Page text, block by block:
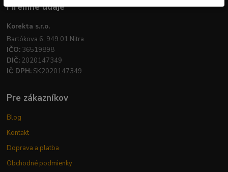
Firemné údaje
Korekta s.r.o.
Bartókova 6, 949 01 Nitra
IČO: 36519898
DIČ: 2020147349
IČ DPH: SK2020147349
Pre zákazníkov
Blog
Kontakt
Doprava a platba
Obchodné podmienky